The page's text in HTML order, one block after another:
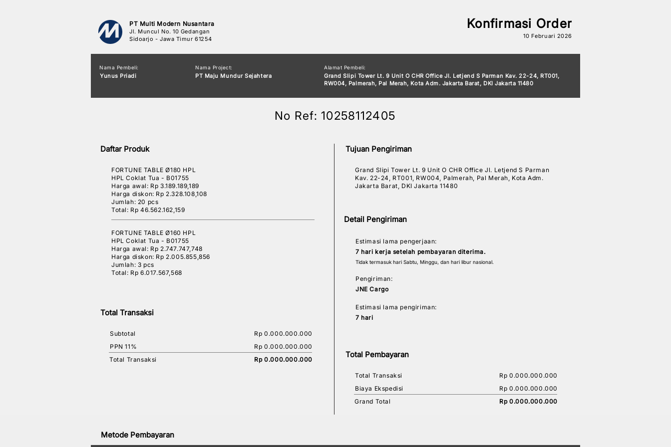
PT Multi Modern Nusantara
Jl. Muncul No. 10 Gedangan
Sidoarjo - Jawa Timur 61254
Konfirmasi Order
10 Februari 2026
Nama Pembeli:
Yunus Priadi
Nama Project:
PT Maju Mundur Sejahtera
Alamat Pembeli:
​Grand Slipi Tower Lt. 9 Unit O CHR Office Jl. Letjend S Parman Kav. 22-24, RT001,
RW004, Palmerah, Pal Merah, Kota Adm. Jakarta Barat, DKI Jakarta 11480
No Ref: 10258112405
Daftar Produk
FORTUNE TABLE Ø180 HPL
HPL Coklat Tua - B01755
Harga awal: Rp 3.189.189,189
Harga diskon: Rp 2.328.108,108
Jumlah: 20 pcs
Total: Rp 46.562.162,159
FORTUNE TABLE Ø160 HPL
HPL Coklat Tua - B01755
Harga awal: Rp 2.747.747,748
Harga diskon: Rp 2.005.855,856
Jumlah: 3 pcs
Total: Rp 6.017.567,568
Total Transaksi
Subtotal
Total Transaksi
PPN 11%
Rp 0.000.000.000
Rp 0.000.000.000
Rp 0.000.000.000
Tujuan Pengiriman
​Grand Slipi Tower Lt. 9 Unit O CHR Office Jl. Letjend S Parman
Kav. 22-24, RT001, RW004, Palmerah, Pal Merah, Kota Adm.
Jakarta Barat, DKI Jakarta 11480
Detail Pengiriman
Pengiriman:
JNE Cargo
Estimasi lama pengerjaan:
7 hari kerja setelah pembayaran diterima.
Tidak termasuk hari Sabtu, Minggu, dan hari libur nasional.
Estimasi lama pengiriman:
7 hari
Total Pembayaran
Rp 0.000.000.000
Rp 0.000.000.000
Rp 0.000.000.000
Biaya Ekspedisi
Grand Total
Total Transaksi
Metode Pembayaran